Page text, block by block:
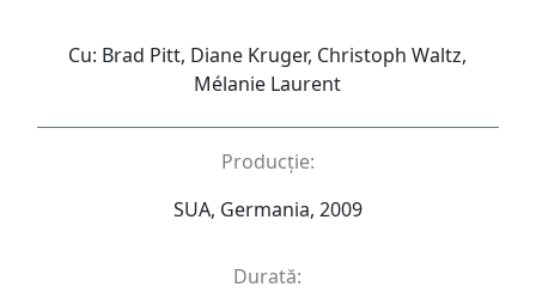
Cu: Brad Pitt, Diane Kruger, Christoph Waltz,
Mélanie Laurent
Producție:
SUA, Germania, 2009
Durată: